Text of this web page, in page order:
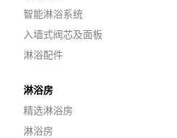
智能淋浴系统
入墙式阀芯及面板
淋浴配件
淋浴房
精选淋浴房
淋浴房